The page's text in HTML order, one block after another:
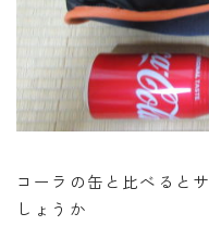
コーラの缶と比べると
しょうか